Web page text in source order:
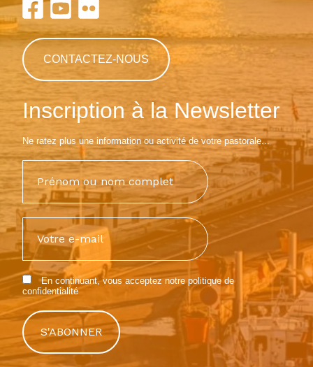
CONTACTEZ-NOUS
Inscription à la Newsletter
Ne ratez plus une information ou activité de votre pastorale...
En continuant, vous acceptez notre politique de
confidentialité